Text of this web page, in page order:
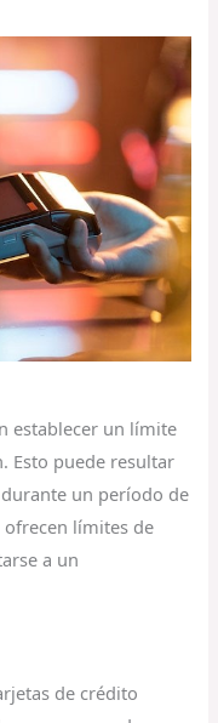
establecer un límite
Esto puede resultar
un período de
límites de
a un
de crédito